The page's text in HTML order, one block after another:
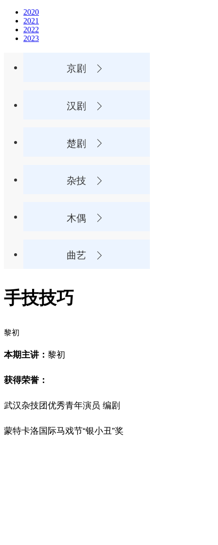
2020
2021
2022
2023
京剧
汉剧
楚剧
杂技
木偶
曲艺
手技技巧
黎初
本期主讲： 黎初
获得荣誉：
武汉杂技团优秀青年演员 编剧
蒙特卡洛国际马戏节“银小丑”奖